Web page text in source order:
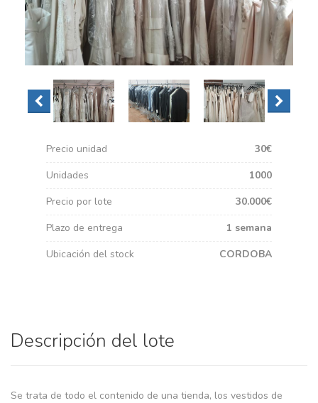
Precio unidad
30€
Unidades
1000
Precio por lote
30.000€
Plazo de entrega
1 semana
Ubicación del stock
CORDOBA
Descripción del lote
Se trata de todo el contenido de una tienda, los vestidos de